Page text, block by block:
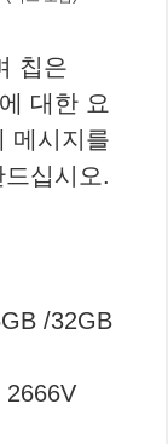
칩은
대한 요
메시지를
십시오.
/32GB
2666V